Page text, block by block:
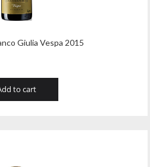
Giulia Vespa 2015
to cart